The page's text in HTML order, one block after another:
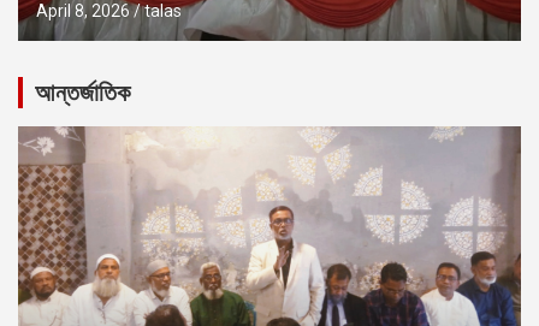
April 8, 2026 talas
আন্তর্জাতিক